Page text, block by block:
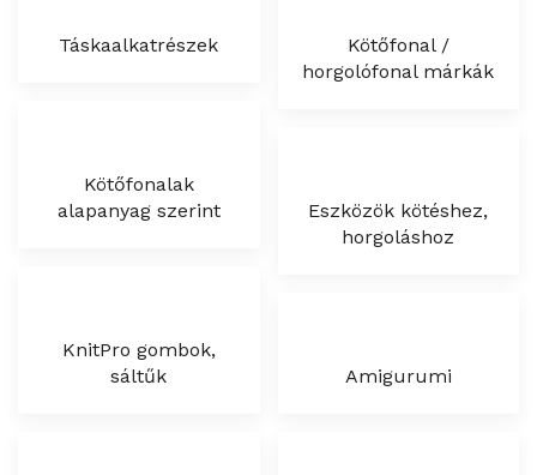
Táskaalkatrészek
Kötőfonal /
horgolófonal márkák
Kötőfonalak
alapanyag szerint
Eszközök kötéshez,
horgoláshoz
KnitPro gombok,
sáltűk
Amigurumi